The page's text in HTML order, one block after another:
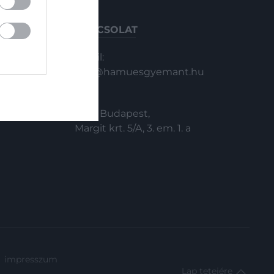
KAPCSOLAT
Email:
info@hamuesgyemant.hu
1024 Budapest,
Margit krt. 5/A, 3. em. 1. a
impresszum
Lap tetejére